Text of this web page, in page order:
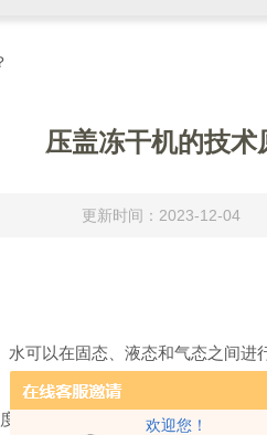
欢迎您！
压盖冻干机的技术
更新时间：2023-12-04
可以在固态、液态和气态之间
然后在真空条件下将物品中的